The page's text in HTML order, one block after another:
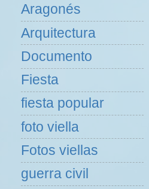
Aragonés
Arquitectura
Documento
Fiesta
fiesta popular
foto viella
Fotos viellas
guerra civil